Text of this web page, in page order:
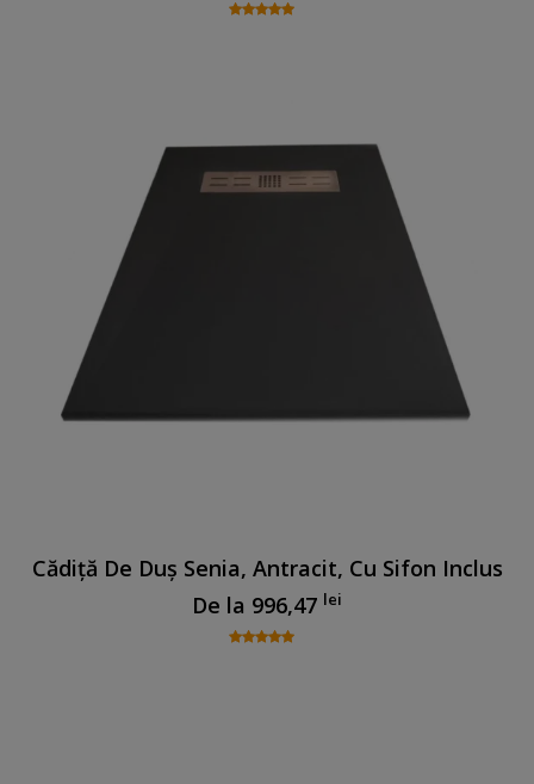
Cădiță De Duș Senia, Antracit, Cu Sifon Inclus
De la 996,47 lei